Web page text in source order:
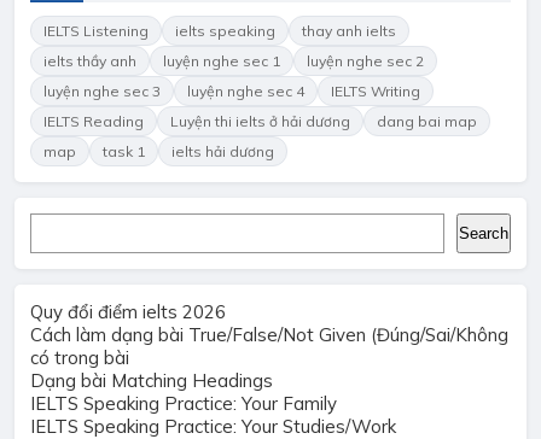
IELTS Listening ielts speaking
thay anh ielts
ielts thầy anh
luyện nghe sec 1
luyện nghe sec 2
luyện nghe sec 3
luyện nghe sec 4
IELTS Writing
IELTS Reading
Luyện thi ielts ở hải dương
dang bai map
map
task 1 ielts hải dương
Search
Quy đổi điểm ielts 2026
Cách làm dạng bài True/False/Not Given (Đúng/Sai/Không
có trong bài
Dạng bài Matching Headings
IELTS Speaking Practice: Your Family
IELTS Speaking Practice: Your Studies/Work